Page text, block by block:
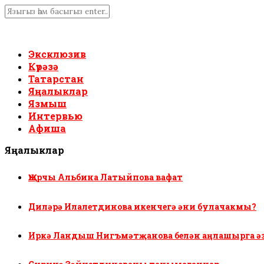
Эксклюзив
Күрәзә
Татарстан
Яңалыклар
Язмыш
Интервью
Афиша
Яңалыклар
Җырчы Альбина Латыйпова вафат
Диләрә Илалетдинова икенчегә әни булачакмы?
Иркә Ландыш Нигъмәтҗанова белән аңлашырга